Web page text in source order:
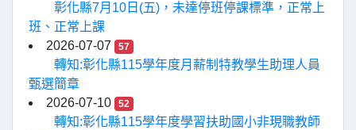
彰化縣7月10日(五)，未達停班停課標準，正常上
班、正常上課
2026-07-07
57
轉知:彰化縣115學年度月薪制特教學生助理人員
甄選簡章
2026-07-10
52
轉知:彰化縣115學年度學習扶助國小非現職教師